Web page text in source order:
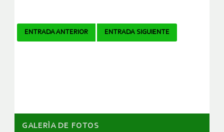
Navegador
ENTRADA ANTERIOR ENTRADA SIGUIENTE
GALERÌA DE FOTOS